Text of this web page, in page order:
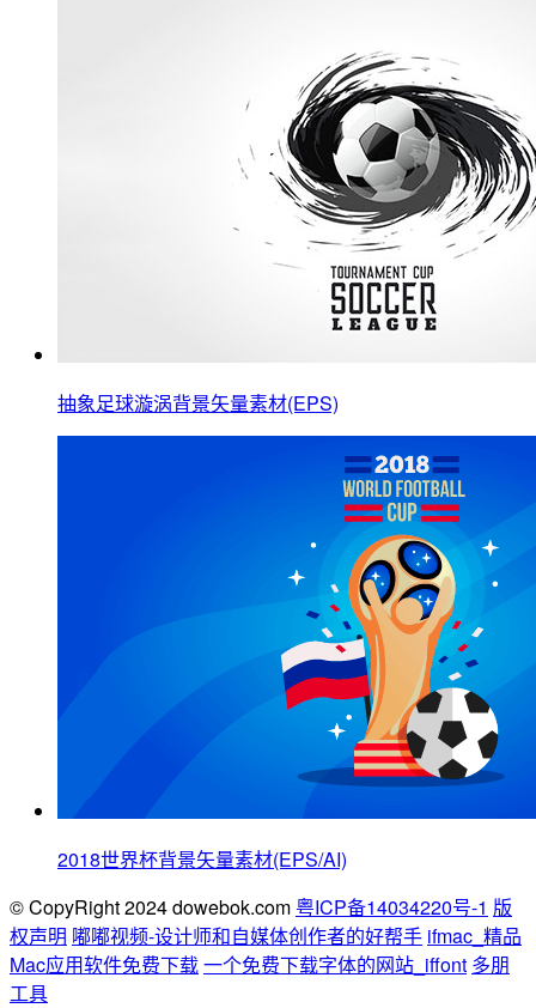
抽象足球漩涡背景矢量素材(EPS)
2018世界杯背景矢量素材(EPS/AI)
© CopyRight 2024 dowebok.com 粤ICP备14034220号-1 版
权声明 嘟嘟视频-设计师和自媒体创作者的好帮手 ifmac_精品
Mac应用软件免费下载一个免费下载字体的网站_iffont 多朋
工具